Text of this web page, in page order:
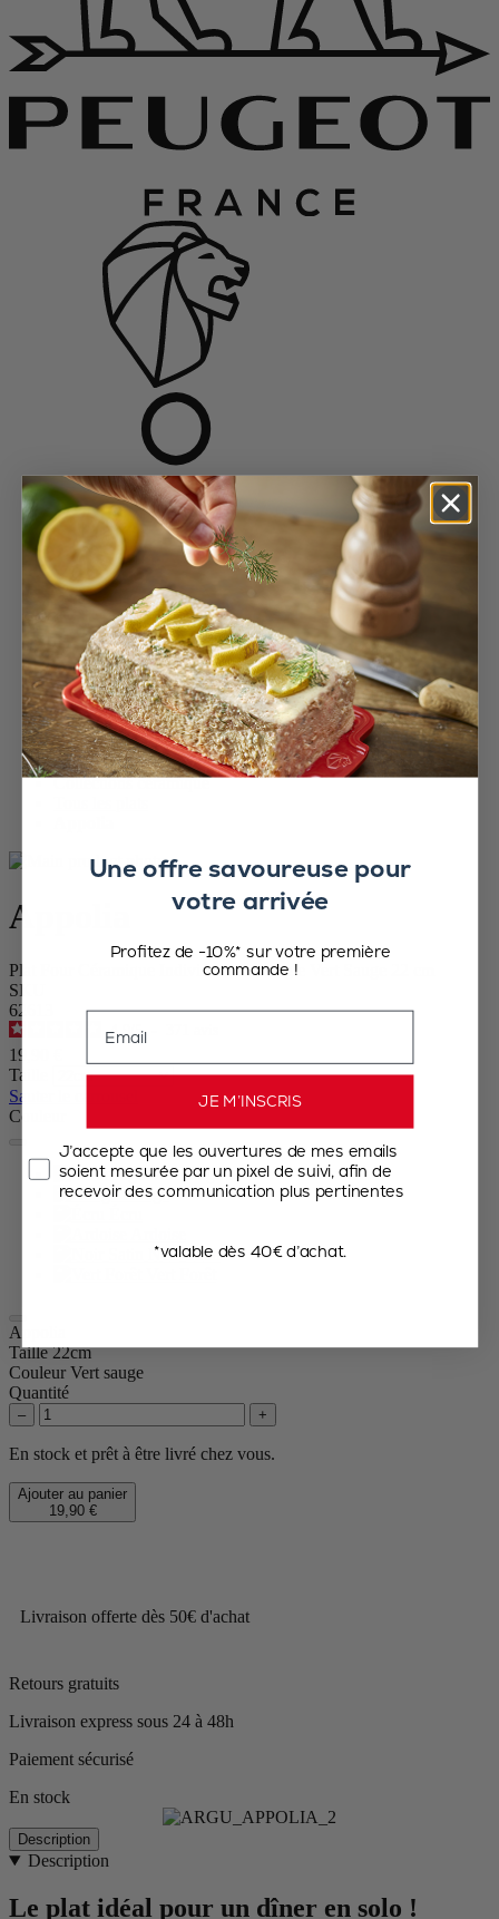
Accueil
Collections céramique
Appolia
Plat Four Céramique Individuel Rectangle Vert Sauge 22 cm
SKU
62613
4.9 /5
19,90 €
Taille
Sauter le carrousel
Couleur
Vert sauge
Rouge
Noir Satin
Appolia
Taille 22cm
Couleur Vert sauge
Quantité
– +
En stock et prêt à être livré chez vous.
Ajouter au panier
19,90 €
Livraison offerte dès 50€ d'achat
Retours gratuits
Livraison express sous 24 à 48h
Paiement sécurisé
En stock
Description
Description
Le plat idéal pour un dîner en solo !
Une offre savoureuse pour
votre arrivée
Profitez de -10%* sur votre première
commande !
JE M’INSCRIS
J’accepte que les ouvertures de mes emails
soient mesurée par un pixel de suivi, afin de
recevoir des communication plus pertinentes
*valable dès 40€ d’achat.